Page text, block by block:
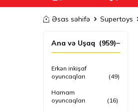
Əsas səhifə Supertoys
Ana və Uşaq (959)
Erkən inkişaf
oyuncaqları
(49)
Hamam
oyuncaqları
(16)